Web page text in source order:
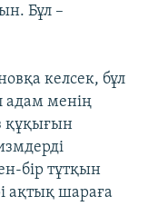
Бұл –
келсек, бұл
адам менің
құқығын
бір тұтқын
ақтық шараға